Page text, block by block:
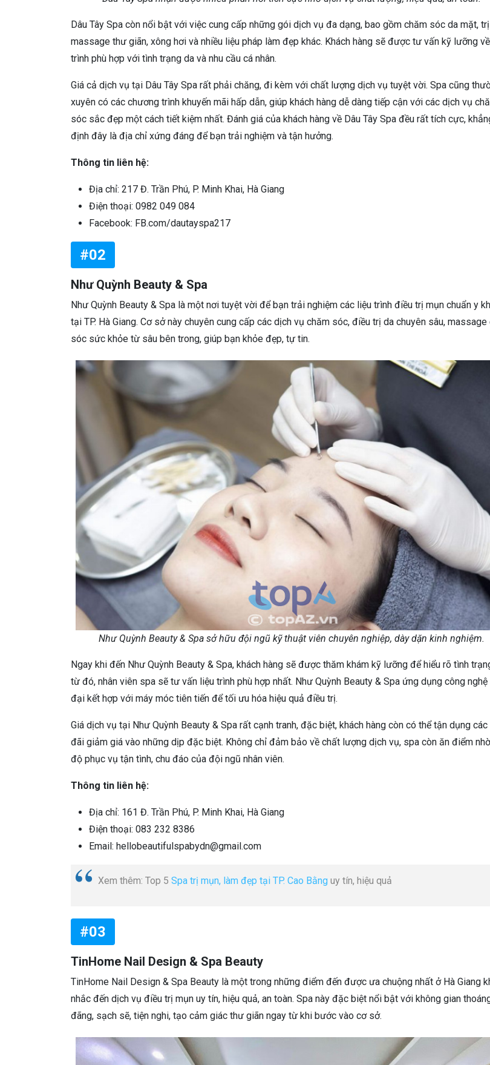
Dâu Tây Spa còn nổi bật với việc cung cấp những gói dịch vụ đa dạng, bao gồm chăm sóc da mặt,
massage thư giãn, xông hơi và nhiều liệu pháp làm đẹp khác. Khách hàng sẽ được tư vấn kỹ lưỡng
trình phù hợp với tình trạng da và nhu cầu cá nhân.
Giá cả dịch vụ tại Dâu Tây Spa rất phải chăng, đi kèm với chất lượng dịch vụ tuyệt vời. Spa cũng
xuyên có các chương trình khuyến mãi hấp dẫn, giúp khách hàng dễ dàng tiếp cận với các dịch vụ
sóc sắc đẹp một cách tiết kiệm nhất. Đánh giá của khách hàng về Dâu Tây Spa đều rất tích cực,
định đây là địa chỉ xứng đáng để bạn trải nghiệm và tận hưởng.
Thông tin liên hệ:
Địa chỉ: 217 Đ. Trần Phú, P. Minh Khai, Hà Giang
Điện thoại: 0982 049 084
Facebook: FB.com/dautayspa217
#02
Như Quỳnh Beauty & Spa
Như Quỳnh Beauty & Spa là một nơi tuyệt vời để bạn trải nghiệm các liệu trình điều trị mụn chuẩn y
tại TP. Hà Giang. Cơ sở này chuyên cung cấp các dịch vụ chăm sóc, điều trị da chuyên sâu, massage
sóc sức khỏe từ sâu bên trong, giúp bạn khỏe đẹp, tự tin.
Như Quỳnh Beauty & Spa sở hữu đội ngũ kỹ thuật viên chuyên nghiệp, dày dặn kinh nghiệm.
Ngay khi đến Như Quỳnh Beauty & Spa, khách hàng sẽ được thăm khám kỹ lưỡng để hiểu rõ tình
từ đó, nhân viên spa sẽ tư vấn liệu trình phù hợp nhất. Như Quỳnh Beauty & Spa ứng dụng công nghệ
đại kết hợp với máy móc tiên tiến để tối ưu hóa hiệu quả điều trị.
Giá dịch vụ tại Như Quỳnh Beauty & Spa rất cạnh tranh, đặc biệt, khách hàng còn có thể tận dụng
đãi giảm giá vào những dịp đặc biệt. Không chỉ đảm bảo về chất lượng dịch vụ, spa còn ăn điểm
độ phục vụ tận tình, chu đáo của đội ngũ nhân viên.
Thông tin liên hệ:
Địa chỉ: 161 Đ. Trần Phú, P. Minh Khai, Hà Giang
Điện thoại: 083 232 8386
Email: hellobeautifulspabydn@gmail.com
Xem thêm: Top 5 Spa trị mụn, làm đẹp tại TP. Cao Bằng uy tín, hiệu quả
#03
TinHome Nail Design & Spa Beauty
TinHome Nail Design & Spa Beauty là một trong những điểm đến được ưa chuộng nhất ở Hà Giang
nhắc đến dịch vụ điều trị mụn uy tín, hiệu quả, an toàn. Spa này đặc biệt nổi bật với không gian
đãng, sạch sẽ, tiện nghi, tạo cảm giác thư giãn ngay từ khi bước vào cơ sở.